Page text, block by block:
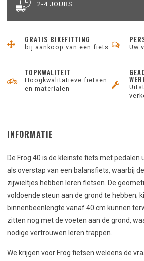
2-4 JOURS
GRATIS BIKEFITTING
bij aankoop van een fiets Uw
TOPKWALITEIT
Hoogkwalitatieve fietsen
en materialen
INFORMATIE
De Frog 40 is de kleinste fiets met pedalen
als overstap van een balansfiets, waarbij
zijwieltjes hebben leren fietsen. De
voldoende steun aan de grond te hebben;
binnenbeenlengte vanaf 40 cm kunnen
zitten nog met de voeten aan de grond,
nodige vertrouwen leren trappen.
We krijgen voor Frog fietsen weleens de